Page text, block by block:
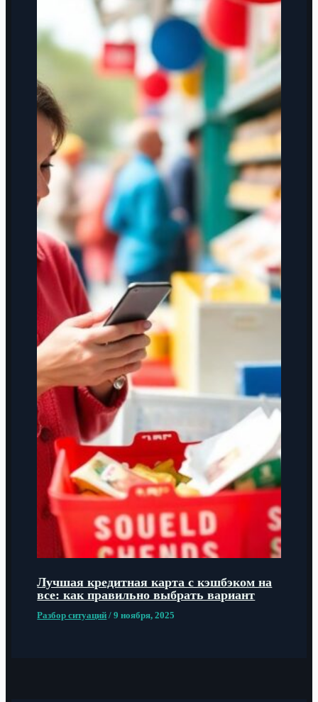
Лучшая кредитная карта с кэшбэком на
все: как правильно выбрать вариант
Разбор ситуаций /9 ноября, 2025